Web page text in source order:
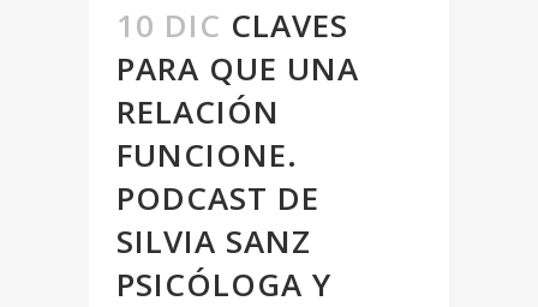
10 DIC CLAVES
PARA QUE UNA
RELACIÓN
FUNCIONE.
PODCAST DE
SILVIA SANZ
PSICÓLOGA Y